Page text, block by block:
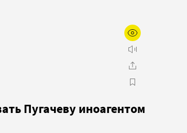
Пугачеву иноагентом